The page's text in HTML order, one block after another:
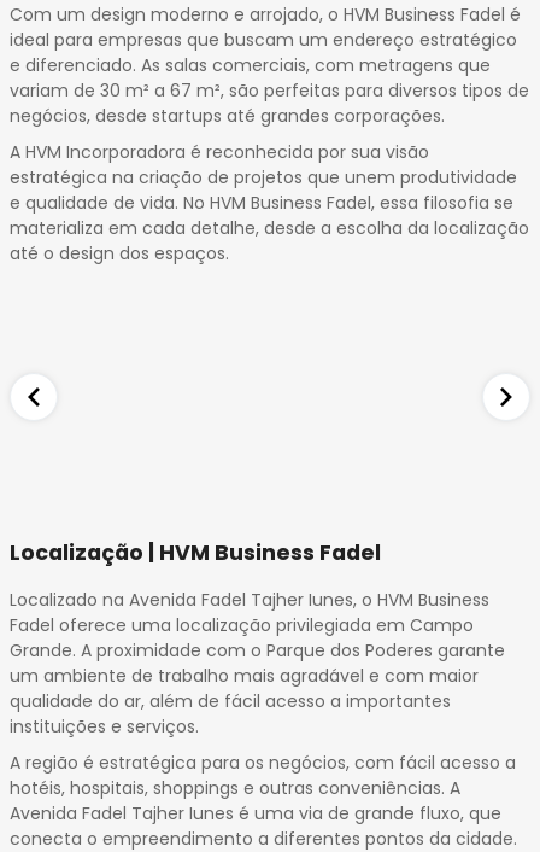
Com um design moderno e arrojado, o HVM Business Fadel é
ideal para empresas que buscam um endereço estratégico
e diferenciado. As salas comerciais, com metragens que
variam de 30 m² a 67 m², são perfeitas para diversos tipos de
negócios, desde startups até grandes corporações.
A HVM Incorporadora é reconhecida por sua visão
estratégica na criação de projetos que unem produtividade
e qualidade de vida. No HVM Business Fadel, essa filosofia se
materializa em cada detalhe, desde a escolha da localização
até o design dos espaços.
Localização | HVM Business Fadel
Localizado na Avenida Fadel Tajher Iunes, o HVM Business
Fadel oferece uma localização privilegiada em Campo
Grande. A proximidade com o Parque dos Poderes garante
um ambiente de trabalho mais agradável e com maior
qualidade do ar, além de fácil acesso a importantes
instituições e serviços.
A região é estratégica para os negócios, com fácil acesso a
hotéis, hospitais, shoppings e outras conveniências. A
Avenida Fadel Tajher Iunes é uma via de grande fluxo, que
conecta o empreendimento a diferentes pontos da cidade.